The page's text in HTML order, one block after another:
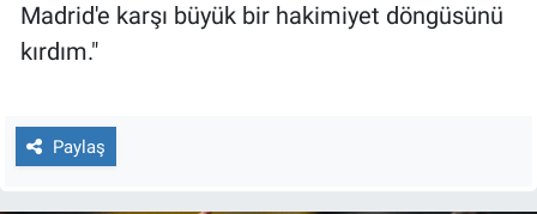
Madrid'e karşı büyük bir hakimiyet döngüsünü
kırdım."
Paylaş